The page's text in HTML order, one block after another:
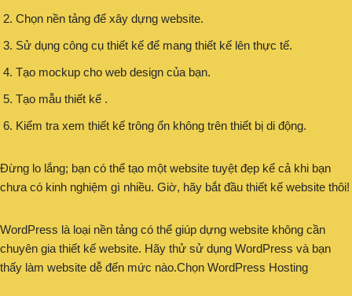
Chọn nền tảng để xây dựng website.
Sử dụng công cụ thiết kế để mang thiết kế lên thực tế.
Tạo mockup cho web design của bạn.
Tạo mẫu thiết kế .
Kiểm tra xem thiết kế trông ổn không trên thiết bị di động.
Đừng lo lắng; bạn có thể tạo một website tuyệt đẹp kể cả khi bạn
chưa có kinh nghiệm gì nhiều. Giờ, hãy bắt đầu thiết kế website thôi!
WordPress là loại nền tảng có thể giúp dựng website không cần
chuyên gia thiết kế website. Hãy thử sử dụng WordPress và bạn
thấy làm website dễ đến mức nào.Chọn WordPress Hosting